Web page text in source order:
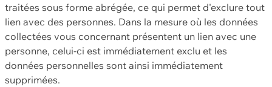
traitées sous forme abrégée, ce qui permet d'exclure tout
lien avec des personnes. Dans la mesure où les données
collectées vous concernant présentent un lien avec une
personne, celui-ci est immédiatement exclu et les
données personnelles sont ainsi immédiatement
supprimées.